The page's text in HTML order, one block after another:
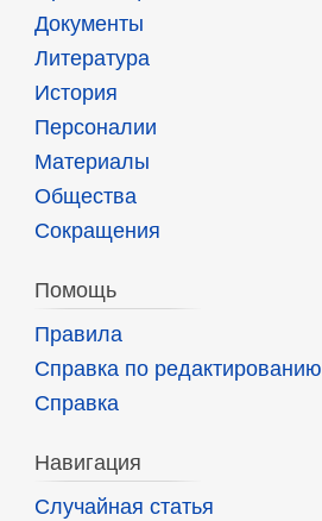
Документы
Литература
История
Персоналии
Материалы
Общества
Сокращения
Помощь
Правила
Справка по редактированию
Справка
Навигация
Случайная статья